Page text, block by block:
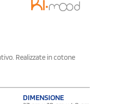
Realizzate in cotone
DIMENSIONE